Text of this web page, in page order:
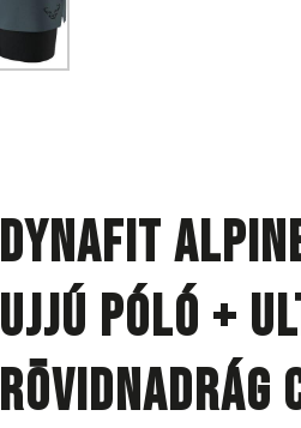
DYNAFIT
ujjú póló +
rövidnadrág